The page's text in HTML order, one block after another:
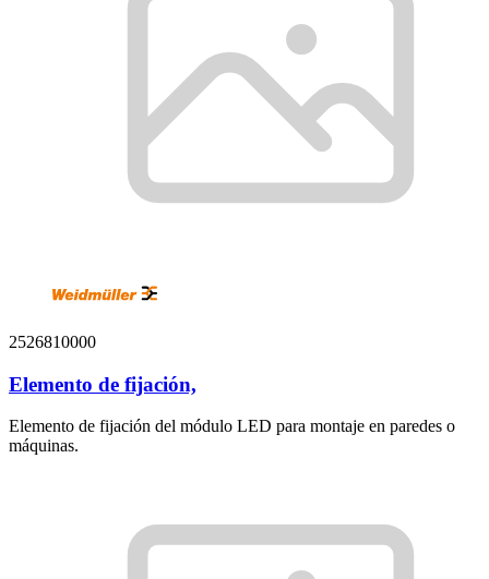
2526810000
Elemento de fijación,
Elemento de fijación del módulo LED para montaje en paredes o
máquinas.